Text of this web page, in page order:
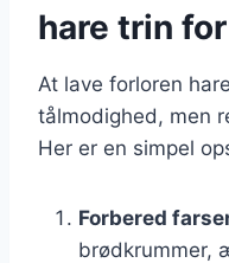
hare trin
At lave forloren
tålmodighed, men
Her er en simpel
Forbered
brødkrummer,